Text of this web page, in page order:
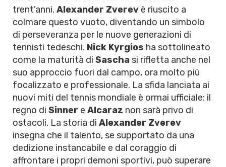
trent'anni. Alexander Zverev è riuscito a
colmare questo vuoto, diventando un simbolo
di perseveranza per le nuove generazioni di
tennisti tedeschi. Nick Kyrgios ha sottolineato
come la maturità di Sascha si rifletta anche nel
suo approccio fuori dal campo, ora molto più
focalizzato e professionale. La sfida lanciata ai
nuovi miti del tennis mondiale è ormai ufficiale: il
regno di Sinner e Alcaraz non sarà privo di
ostacoli. La storia di Alexander Zverev
insegna che il talento, se supportato da una
dedizione instancabile e dal coraggio di
affrontare i propri demoni sportivi, può superare